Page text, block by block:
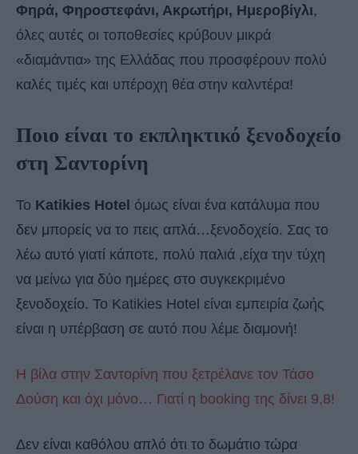
Φηρά, Φηροστεφάνι, Ακρωτήρι, Ημεροβίγλι,
όλες αυτές οι τοποθεσίες κρύβουν μικρά
«διαμάντια» της Ελλάδας που προσφέρουν πολύ
καλές τιμές και υπέροχη θέα στην καλντέρα!
Ποιο είναι το εκπληκτικό ξενοδοχείο
στη Σαντορίνη
Το Katikies Ηotel όμως είναι ένα κατάλυμα που
δεν μπορείς να το πεις απλά…ξενοδοχείο. Σας το
λέω αυτό γιατί κάποτε, πολύ παλιά ,είχα την τύχη
να μείνω για δύο ημέρες στο συγκεκριμένο
ξενοδοχείο. Το Katikies Ηotel είναι εμπειρία ζωής
είναι η υπέρβαση σε αυτό που λέμε διαμονή!
Η βίλα στην Σαντορίνη που ξετρέλανε τον Τάσο
Δούση και όχι μόνο… Γιατί η booking της δίνει 9,8!
Δεν είναι καθόλου απλό ότι το δωμάτιο τώρα